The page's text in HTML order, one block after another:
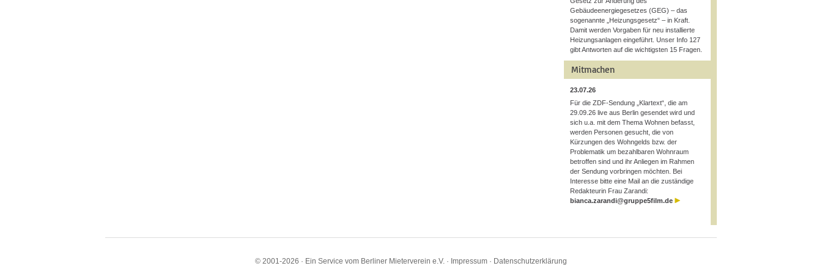
Gebäudeenergiegesetzes (GEG) – das
sogenannte „Heizungsgesetz“ – in Kraft.
Damit werden Vorgaben für neu installierte
Heizungsanlagen eingeführt. Unser Info 127
gibt Antworten auf die wichtigsten 15 Fragen.
Mitmachen
23.07.26
Für die ZDF-Sendung „Klartext“, die am
29.09.26 live aus Berlin gesendet wird und
sich u.a. mit dem Thema Wohnen befasst,
werden Personen gesucht, die von
Kürzungen des Wohngelds bzw. der
Problematik um bezahlbaren Wohnraum
betroffen sind und ihr Anliegen im Rahmen
der Sendung vorbringen möchten. Bei
Interesse bitte eine Mail an die zuständige
Redakteurin Frau Zarandi:
bianca.zarandi@gruppe5film.de
© 2001-2026 · Ein Service vom Berliner Mieterverein e.V. · Impressum · Datenschutzerklärung